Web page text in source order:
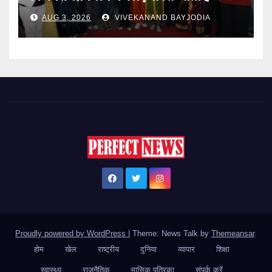
AUG 3, 2026 VIVEKANAND BAYJODIA
Proudly powered by WordPress Theme: News Talk by Themeansar.
होम
खेल राष्ट्रीय दुनिया व्यापार शिक्षा
स्वास्थ्य राजनैतिक मासिक पत्रिका संपर्क करें